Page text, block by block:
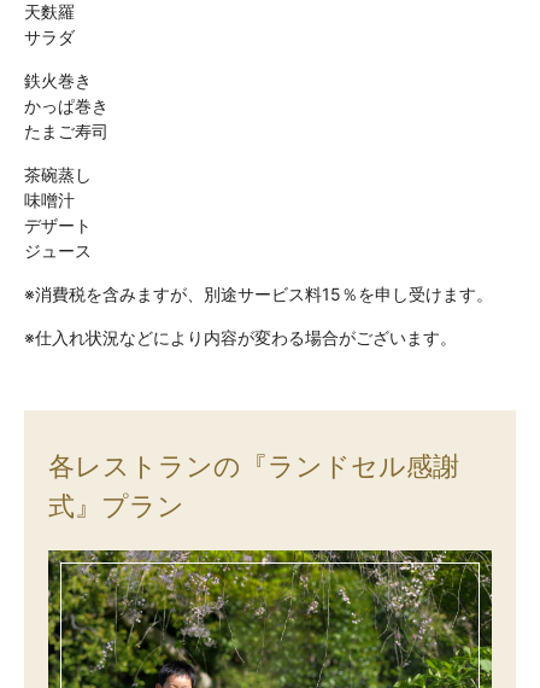
天麩羅
サラダ
鉄火巻き
かっぱ巻き
たまご寿司
茶碗蒸し
味噌汁
デザート
ジュース
※消費税を含みますが、別途サービス料15％を申し受けます。
※仕入れ状況などにより内容が変わる場合がございます。
各レストランの『ランドセル感謝
式』プラン